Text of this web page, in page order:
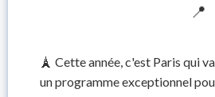
📍
🗼 Cette année, c'est Paris qui
un programme exceptionnel